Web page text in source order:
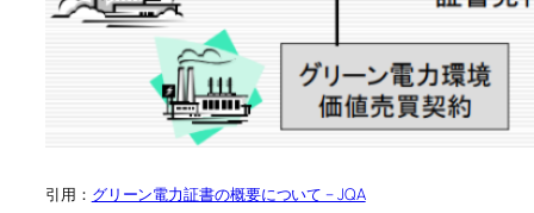
引用： グリーン電力証書の概要について – JQA